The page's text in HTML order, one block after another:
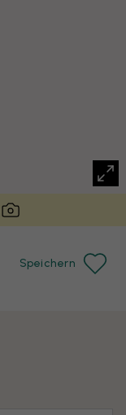
Speichern